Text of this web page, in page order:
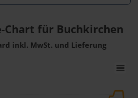
Chart für Buchkirchen
inkl. MwSt. und Lieferung